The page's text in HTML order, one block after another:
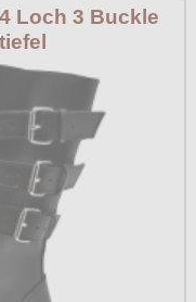
Loch 3 Buckle